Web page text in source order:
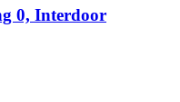
0, Interdoor